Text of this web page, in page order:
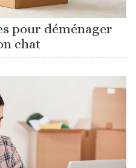
pour déménager
chat